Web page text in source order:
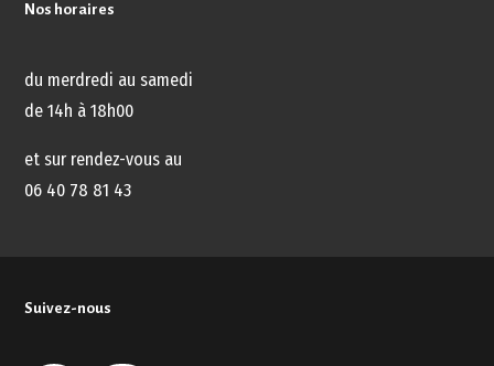
Nos horaires
du merdredi au samedi
de 14h à 18h00
et sur rendez-vous au
06 40 78 81 43
Suivez-nous